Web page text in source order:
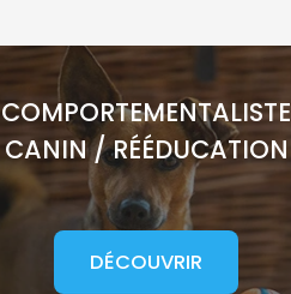
COMPORTEMENTALISTE
CANIN / RÉÉDUCATION
DÉCOUVRIR